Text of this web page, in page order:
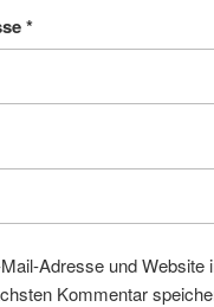
*
Adresse und Website
Kommentar